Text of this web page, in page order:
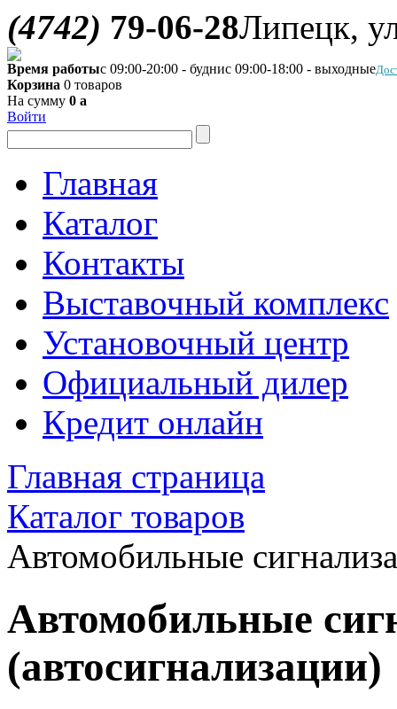
(4742) 79-06-28Липецк,
Время работыс 09:00-20:00 - буднис 09:00-18:00 - выходные
Корзина 0 товаров
На сумму 0 a
Войти
Главная
Каталог
Контакты
Выставочный комплекс
Установочный центр
Официальный дилер
Кредит онлайн
Главная страница
Каталог товаров
Автомобильные
Автомобильные
(автосигнализации)